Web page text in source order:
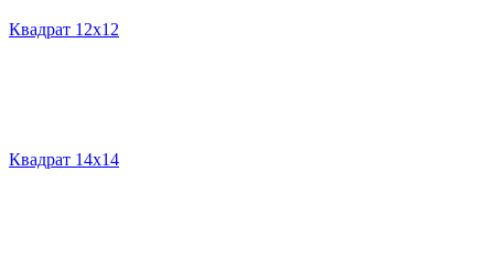
Квадрат 12х12
Квадрат 14х14